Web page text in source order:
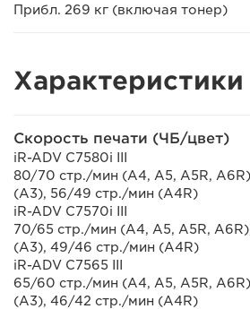
Прибл. 269 кг (включая тонер)
Характеристики
Скорость печати (ЧБ/цвет)
iR-ADV C7580i III
80/70 стр./мин (A4, A5, A5R,
(A3), 56/49 стр./мин (A4R)
iR-ADV C7570i III
70/65 стр./мин (A4, A5, A5R,
(A3), 49/46 стр./мин (A4R)
iR-ADV C7565 III
65/60 стр./мин (A4, A5, A5R,
(A3), 46/42 стр./мин (A4R)